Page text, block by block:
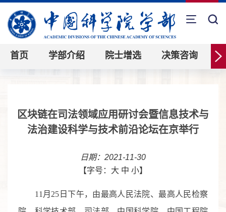
首页 学部介绍 院士增选 决策咨询
区块链在司法领域应用研讨会暨信息技术与
法治建设科学与技术前沿论坛在京举行
日期：2021-11-30
【字号： 大 中 小】
11 月 25 日下午，由最高人民法院、最高人民检察